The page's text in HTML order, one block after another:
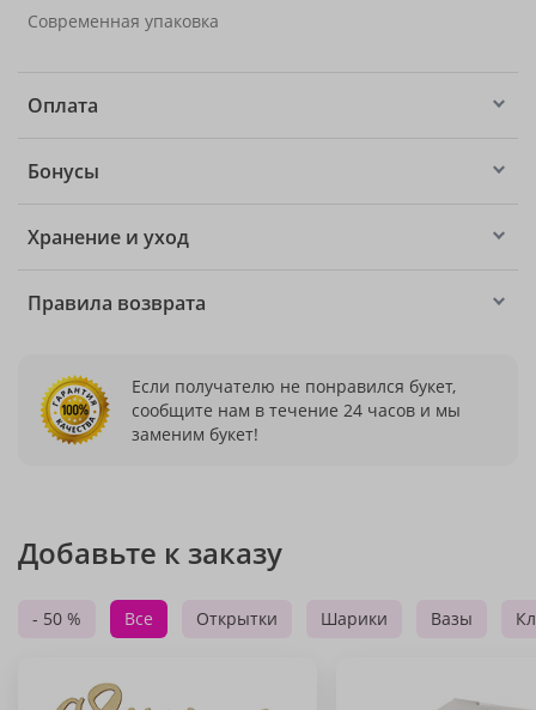
Современная упаковка
Оплата
Бонусы
Хранение и уход
Правила возврата
Если получателю не понравился букет,
сообщите нам в течение 24 часов и мы
заменим букет!
Добавьте к заказу
- 50 % Все Открытки Шарики Вазы